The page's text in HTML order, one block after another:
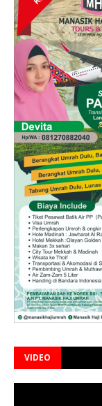
VIDEO